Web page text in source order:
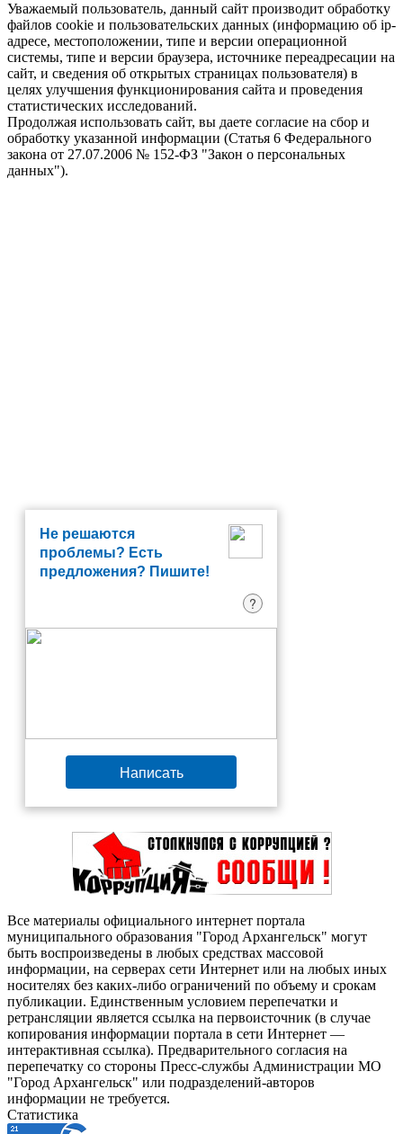
Уважаемый пользователь, данный сайт производит обработку
файлов cookie и пользовательских данных (информацию об ip-
адресе, местоположении, типе и версии операционной
системы, типе и версии браузера, источнике переадресации на
сайт, и сведения об открытых страницах пользователя) в
целях улучшения функционирования сайта и проведения
статистических исследований.
Продолжая использовать сайт, вы даете согласие на сбор и
обработку указанной информации (Статья 6 Федерального
закона от 27.07.2006 № 152-ФЗ "Закон о персональных
данных").
Не решаются
проблемы? Есть
предложения? Пишите!
?
Написать
Все материалы официального интернет портала
муниципального образования "Город Архангельск" могут
быть воспроизведены в любых средствах массовой
информации, на серверах сети Интернет или на любых иных
носителях без каких-либо ограничений по объему и срокам
публикации. Единственным условием перепечатки и
ретрансляции является ссылка на первоисточник (в случае
копирования информации портала в сети Интернет —
интерактивная ссылка). Предварительного согласия на
перепечатку со стороны Пресс-службы Администрации МО
"Город Архангельск" или подразделений-авторов
информации не требуется.
Статистика